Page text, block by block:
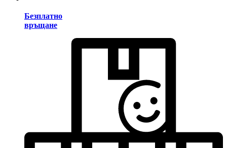
Безплатно
връщане